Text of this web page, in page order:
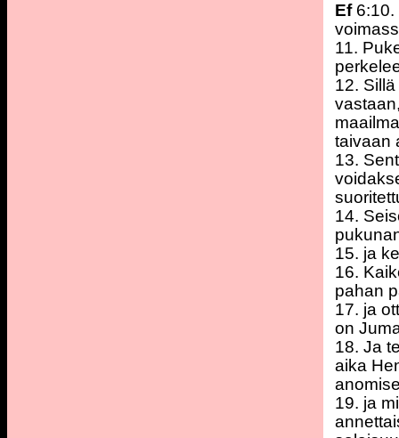
Ef6:10.
11.
12.
taivaan
13.
14.
15. ja
16.
pahan
17. ja
on
18. Ja
aika
19. ja